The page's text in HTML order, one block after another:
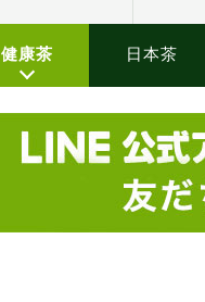
健康茶 日本茶